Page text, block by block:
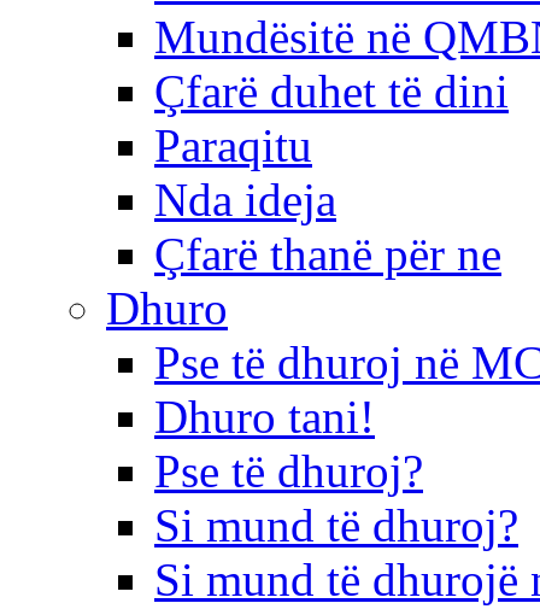
Mundësitë në
Çfarë duhet të dini
Paraqitu
Nda ideja
Çfarë thanë për ne
Dhuro
Pse të dhuroj në
Dhuro tani!
Pse të dhuroj?
Si mund të dhuroj?
Si mund të dhurojë